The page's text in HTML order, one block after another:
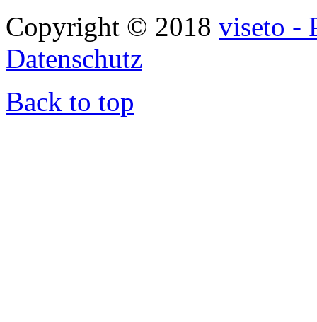
Copyright © 2018 viseto -
Datenschutz
Back to top